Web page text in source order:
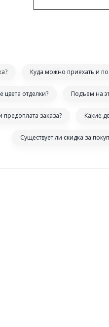
Куда можно приехать и
цвета отделки? Подъем на
предоплата заказа? Какие
Существует ли скидка за